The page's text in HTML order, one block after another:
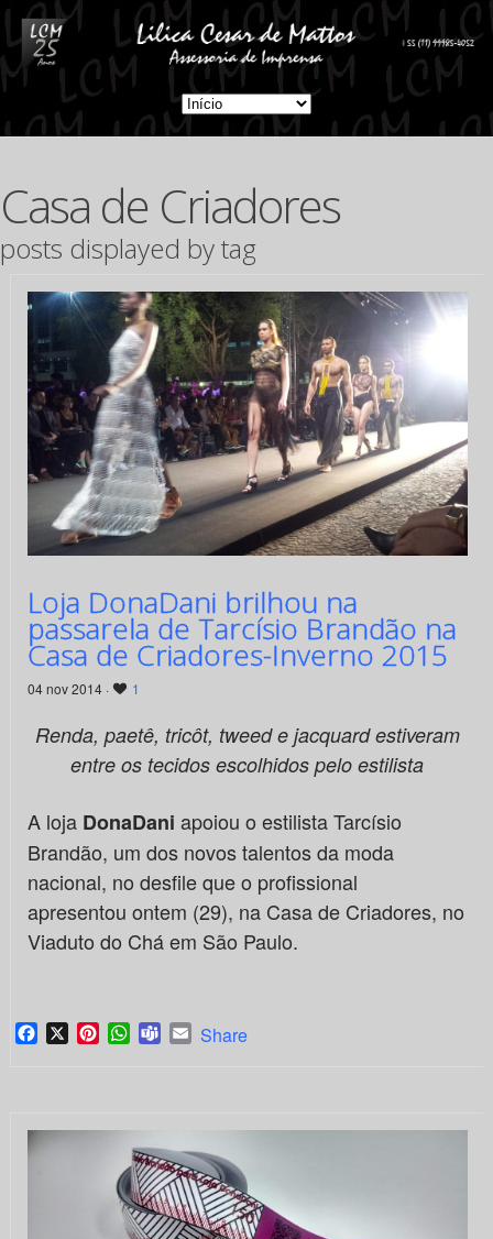
Casa de Criadores
posts displayed by tag
Loja DonaDani brilhou na
passarela de Tarcísio Brandão na
Casa de Criadores-Inverno 2015
04 nov 2014 · 1
Renda, paetê, tricôt, tweed e jacquard estiveram
entre os tecidos escolhidos pelo estilista
A loja DonaDani apoiou o estilista Tarcísio
Brandão, um dos novos talentos da moda
nacional, no desfile que o profissional
apresentou ontem (29), na Casa de Criadores, no
Viaduto do Chá em São Paulo.
Facebook
X PinterestWhatsApp
TeamsEmail
Share